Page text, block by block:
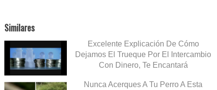
Similares
Excelente Explicación De Cómo
Dejamos El Trueque Por El Intercambio
Con Dinero, Te Encantará
Nunca Acerques A Tu Perro A Esta